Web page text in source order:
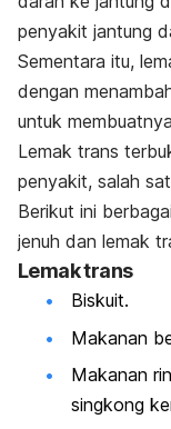
penyakit jantung
Sementara itu,
dengan
untuk
Lemak trans
penyakit, salah
Berikut ini
jenuh dan lemak
Lemak trans
Biskuit.
Makanan
Makanan
singkong